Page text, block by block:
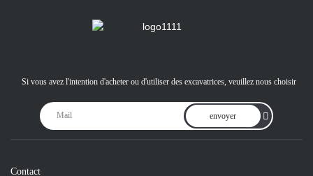
Si vous avez l'intention d'acheter ou d'utiliser des excavatrices, veuillez nous choisir
envoyer
Contact